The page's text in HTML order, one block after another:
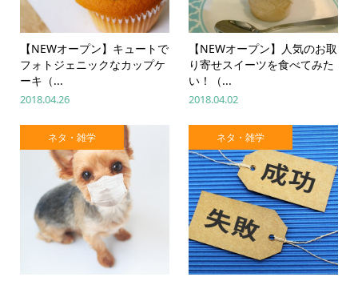
【NEWオープン】キュートで
フォトジェニックなカップケ
ーキ（...
2018.04.26
【NEWオープン】人気のお取
り寄せスイーツを食べてみた
い！（...
2018.04.02
ネタ・雑学 ネタ・雑学